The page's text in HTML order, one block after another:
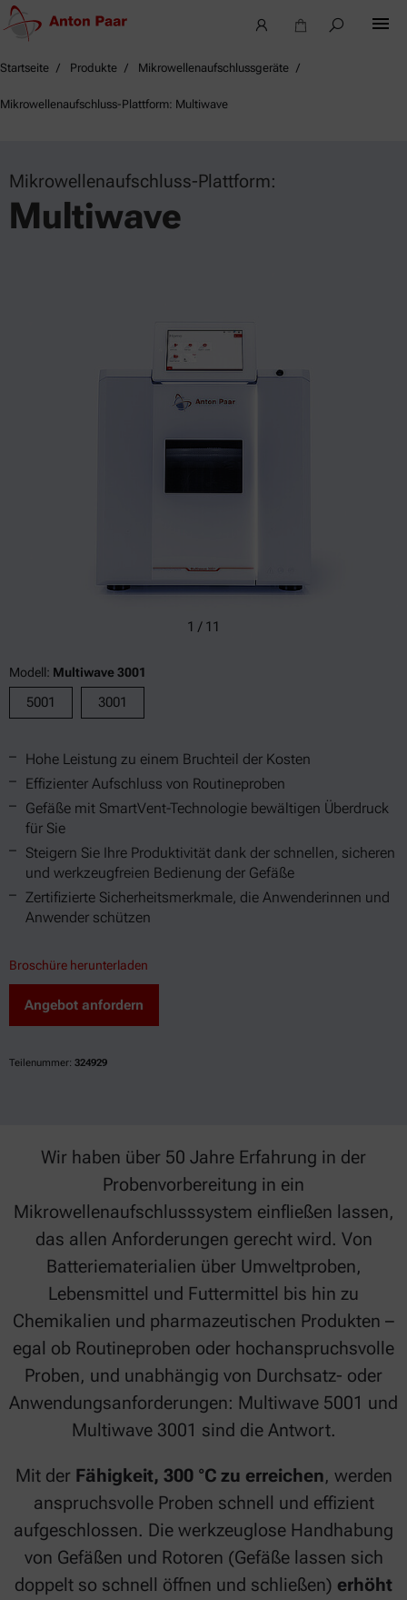
Startseite Produkte Mikrowellenaufschlussgeräte
Mikrowellenaufschluss-Plattform: Multiwave
Mikrowellenaufschluss-Plattform:
Multiwave
1 / 11
Modell: Multiwave 3001
5001 3001
Hohe Leistung zu einem Bruchteil der Kosten
Effizienter Aufschluss von Routineproben
Gefäße mit SmartVent-Technologie bewältigen Überdruck
für Sie
Steigern Sie Ihre Produktivität dank der schnellen, sicheren
und werkzeugfreien Bedienung der Gefäße
Zertifizierte Sicherheitsmerkmale, die Anwenderinnen und
Anwender schützen
Broschüre herunterladen
Angebot anfordern
Teilenummer: 324929
Wir haben über 50 Jahre Erfahrung in der
Probenvorbereitung in ein
Mikrowellenaufschlusssystem einfließen lassen,
das allen Anforderungen gerecht wird. Von
Batteriematerialien über Umweltproben,
Lebensmittel und Futtermittel bis hin zu
Chemikalien und pharmazeutischen Produkten –
egal ob Routineproben oder hochanspruchsvolle
Proben, und unabhängig von Durchsatz- oder
Anwendungsanforderungen: Multiwave 5001 und
Multiwave 3001 sind die Antwort.
Mit der Fähigkeit, 300 °C zu erreichen, werden
anspruchsvolle Proben schnell und effizient
aufgeschlossen. Die werkzeuglose Handhabung
von Gefäßen und Rotoren (Gefäße lassen sich
doppelt so schnell öffnen und schließen) erhöht